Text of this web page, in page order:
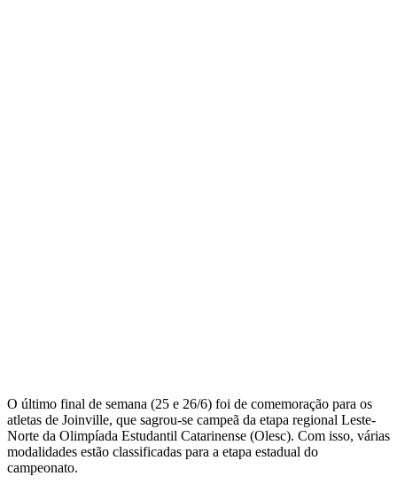
O último final de semana (25 e 26/6) foi de comemoração para os
atletas de Joinville, que sagrou-se campeã da etapa regional Leste-
Norte da Olimpíada Estudantil Catarinense (Olesc). Com isso, várias
modalidades estão classificadas para a etapa estadual do
campeonato.